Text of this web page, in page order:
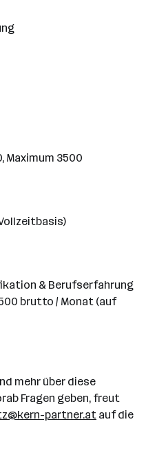
Maximum 3500
& Berufserfahrung
brutto / Monat (auf
mehr über diese
Fragen geben, freut
partner.at auf die